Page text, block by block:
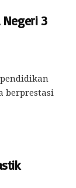
Negeri 3
berprestasi